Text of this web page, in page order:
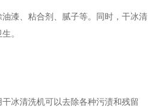
漆、粘合剂、腻子等。同时，干冰清
。
冰清洗机可以去除各种污渍和残留